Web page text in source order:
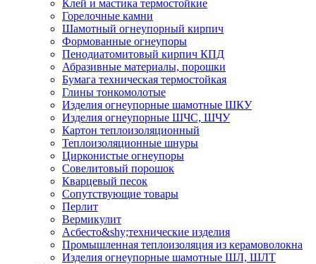
Клей и мастика термостойкие
Горелочные камни
Шамотный огнеупорный кирпич
Формованные огнеупоры
Пенодиатомитовый кирпич КПД
Абразивные материалы, порошки
Бумага техническая термостойкая
Глины тонкомолотые
Изделия огнеупорные шамотные ШКУ
Изделия огнеупорные ШЧС, ШЧУ
Картон теплоизоляционный
Теплоизоляционные шнуры
Цирконистые огнеупоры
Совелитовый порошок
Кварцевый песок
Сопутствующие товары
Перлит
Вермикулит
Асбесто&shy;технические изделия
Промышленная теплоизоляция из керамоволокна
Изделия огнеупорные шамотные ШЛ, ШЛТ